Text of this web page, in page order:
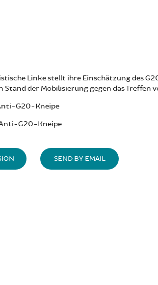
Linke stellt ihre Einschätzung des
Stand der Mobilisierung gegen das Treffen
G20-Kneipe
G20-Kneipe
SEND BY EMAIL